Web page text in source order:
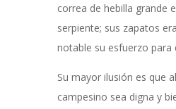
correa de hebilla grande
serpiente; sus zapatos
notable su esfuerzo para
Su mayor ilusión es que
campesino sea digna y